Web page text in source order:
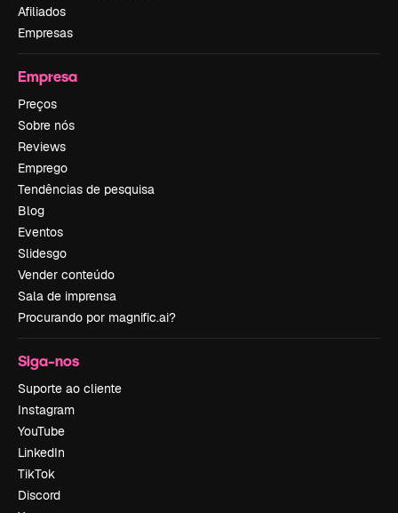
Afiliados
Empresas
Empresa
Preços
Sobre nós
Reviews
Emprego
Tendências de pesquisa
Blog
Eventos
Slidesgo
Vender conteúdo
Sala de imprensa
Procurando por magnific.ai?
Siga-nos
Suporte ao cliente
Instagram
YouTube
LinkedIn
TikTok
Discord